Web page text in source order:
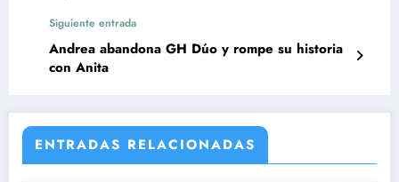
Siguiente entrada
Andrea abandona GH Dúo y rompe su historia
con Anita
ENTRADAS RELACIONADAS